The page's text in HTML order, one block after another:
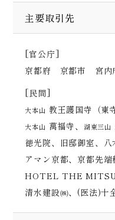
主要取引先
[官公庁]
京都府 京都市 宮内
[民間]
大本山 教王護国寺（東
大本山 萬福寺、 湖東三山
徳光院、旧邸御室、八
アマン京都、京都先端
HOTEL THE
清水建設㈱、(医法)十